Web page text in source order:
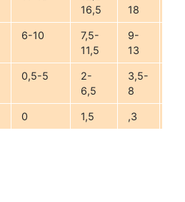
16,5
18
6-10
7,5-
11,5
9-
13
0,5-5
2-
6,5
3,5-
8
0 1,5 ,3